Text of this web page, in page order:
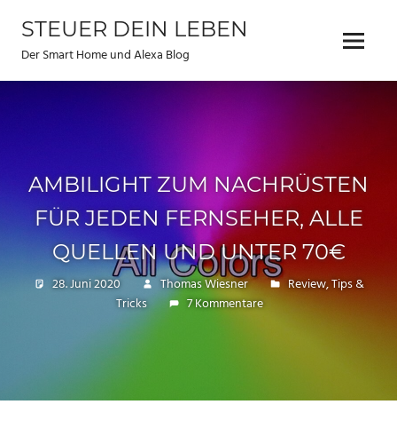
Inhalt
springen
STEUER DEIN LEBEN
Der Smart Home und Alexa Blog Menu
AMBILIGHT ZUM NACHRÜSTEN
FÜR JEDEN FERNSEHER, ALLE
QUELLEN UND UNTER 70€
28. Juni 2020 Thomas Wiesner Review,Tips &
Tricks
7 Kommentare